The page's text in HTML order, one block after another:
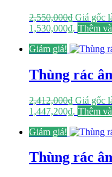
2,550,000₫ Giá gốc
1,530,000₫. Thêm
Giảm giá!
Thùng rác
2,412,000₫ Giá gốc
1,447,200₫. Thêm
Giảm giá!
Thùng rác